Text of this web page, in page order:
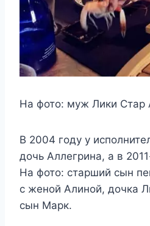
На фото: муж Лики Стар
В 2004 году у
дочь Аллегрина, а в
На фото: старший сын
с женой Алиной, дочка
сын Марк.